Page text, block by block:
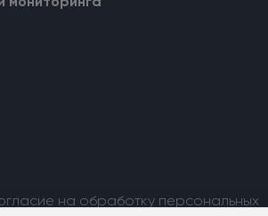
на обработку персональных